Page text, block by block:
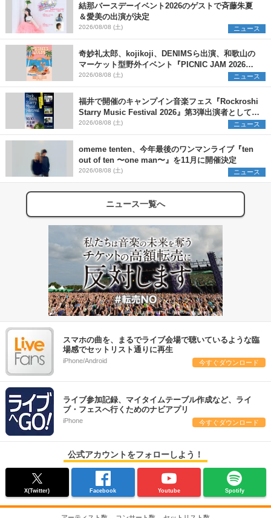
結那バースデーイベント2026のゲストで斉藤朱夏
＆愛美の出演が決定
2026/08/08 (土) ニュース
奇妙礼太郎、kojikoji、DENIMSら出演、和歌山の
マーケット型野外イベント『PICNIC JAM 2026』
早割チケット発売開始
2026/08/08 (土) ニュース
福井で開催のキャンプイン音楽フェス『Rockroshi
Starry Music Festival 2026』第3弾出演者として
SCOOBIE DO、かりゆし58、Reiを発表
2026/08/08 (土) ニュース
omeme tenten、今年最後のワンマンライブ『ten
out of ten 〜one man〜』を11月に開催決定
2026/08/08 (土) ニュース
ニュース一覧へ
スマホの曲を、まるでライブ会場で聴いているような臨
場感でセットリスト通りに再生
iPhone/Android 今すぐダウンロード
ライブ参加記録、マイタイムテーブル作成など、ライ
ブ・フェスへ行くためのナビアプリ
iPhone 今すぐダウンロード
公式アカウントをフォローしよう！
X(Twitter) Facebook Youtube Spotify